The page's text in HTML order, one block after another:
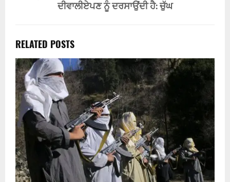
ਦੀਵਾਲੀਏਪਣ ਨੂੰ ਦਰਸਾਉਂਦੀ ਹੈ: ਚੁੱਘ
RELATED POSTS